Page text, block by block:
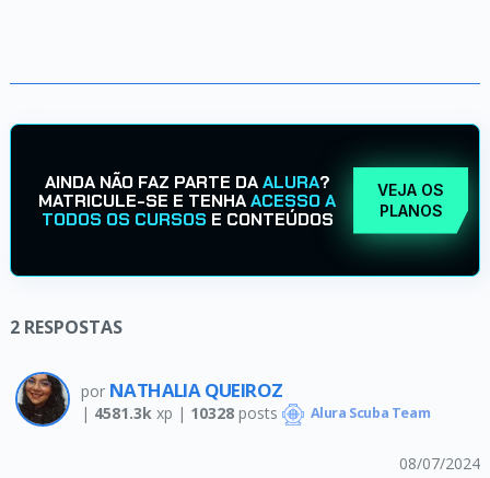
AINDA NÃO FAZ PARTE DAALURA?
MATRICULE-SE E TENHAACESSO A
TODOS OS CURSOS E CONTEÚDOS
VEJA OS
PLANOS
2 RESPOSTAS
por NATHALIA QUEIROZ
| 4581.3k xp | 10328posts Alura Scuba Team
08/07/2024